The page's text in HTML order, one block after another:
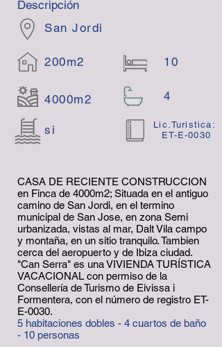
Descripción
San Jordi
200m2 10
4000m2
si
4
Lic.Turistica:
ET-E-0030
CASA DE RECIENTE CONSTRUCCION
en Finca de 4000m2; Situada en el antiguo
camino de San Jordi, en el termino
municipal de San Jose, en zona Semi
urbanizada, vistas al mar, Dalt Vila campo
y montaña, en un sitio tranquilo. Tambien
cerca del aeropuerto y de Ibiza ciudad.
"Can Serra" es una VIVIENDA TURÍSTICA
VACACIONAL con permiso de la
Consellería de Turismo de Eivissa i
Formentera, con el número de registro ET-
E-0030.
5 habitaciones dobles - 4 cuartos de baño
- 10 personas